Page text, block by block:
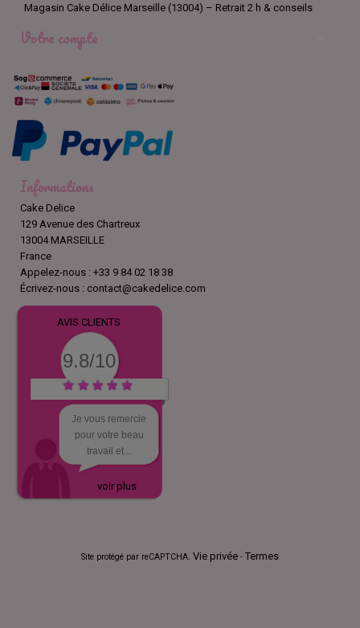
Magasin Cake Délice Marseille (13004) – Retrait 2 h & conseils
Votre compte
Informations
Cake Delice
129 Avenue des Chartreux
13004 MARSEILLE
France
Appelez-nous : +33 9 84 02 18 38
Écrivez-nous : contact@cakedelice.com
AVIS CLIENTS
9.8/10
Je vous remercie
pour votre beau
travail et...
voir plus
Site protégé par reCAPTCHA. Vie privée - Termes